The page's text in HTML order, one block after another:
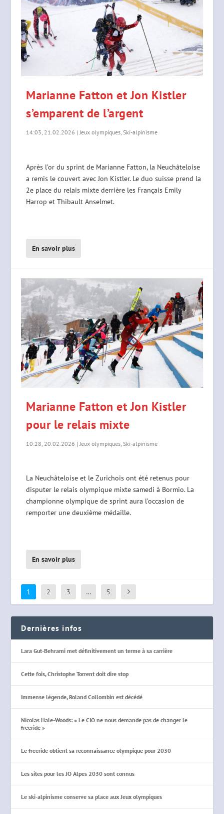
Marianne Fatton et Jon Kistler
s’emparent de l’argent
14:03, 21.02.2026 |Jeux olympiques,Ski-alpinisme
Après l’or du sprint de Marianne Fatton, la Neuchâteloise
a remis le couvert avec Jon Kistler. Le duo suisse prend la
2e place du relais mixte derrière les Français Emily
Harrop et Thibault Anselmet.
En savoir plus
Marianne Fatton et Jon Kistler
pour le relais mixte
10:28, 20.02.2026 | Jeux olympiques Ski-alpinisme
La Neuchâteloise et le Zurichois ont été retenus pour
disputer le relais olympique mixte samedi à Bormio. La
championne olympique de sprint aura l’occasion de
remporter une deuxième médaille.
En savoir plus
1 2 3 … 5
Dernières infos
Lara Gut-Behrami met définitivement un terme à sa carrière
Cette fois, Christophe Torrent doit dire stop
Immense légende, Roland Collombin est décédé
Nicolas Hale-Woods: « Le CIO ne nous demande pas de changer le
freeride »
Le freeride obtient sa reconnaissance olympique pour 2030
Les sites pour les JO Alpes 2030 sont connus
Le ski-alpinisme conserve sa place aux Jeux olympiques